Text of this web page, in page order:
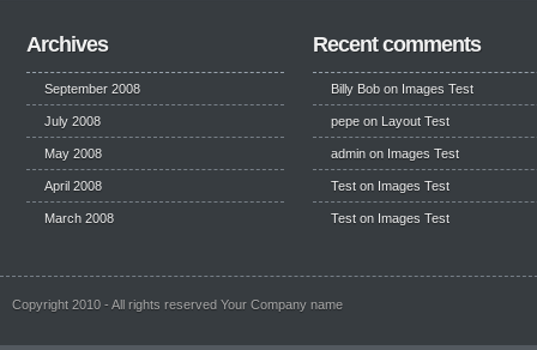
Archives
September 2008
July 2008
May 2008
April 2008
March 2008
Recent comments
Billy Bob on Images Test
pepe on Layout Test
admin on Images Test
Test on Images Test
Test on Images Test
Copyright 2010 - All rights reserved Your Company name